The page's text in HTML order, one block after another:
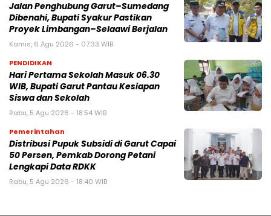
Jalan Penghubung Garut–Sumedang
Dibenahi, Bupati Syakur Pastikan
Proyek Limbangan–Selaawi Berjalan
Kamis, 6 Agu 2026 - 07:33 WIB
PENDIDIKAN
Hari Pertama Sekolah Masuk 06.30
WIB, Bupati Garut Pantau Kesiapan
Siswa dan Sekolah
Rabu, 5 Agu 2026 - 18:54 WIB
Pemerintahan
Distribusi Pupuk Subsidi di Garut Capai
50 Persen, Pemkab Dorong Petani
Lengkapi Data RDKK
Rabu, 5 Agu 2026 - 18:40 WIB